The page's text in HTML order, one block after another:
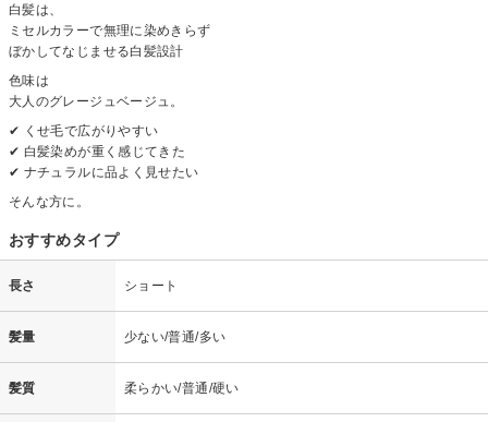
白髪は、
ミセルカラーで無理に染めきらず
ぼかしてなじませる白髪設計
色味は
大人のグレージュベージュ。
✔ くせ毛で広がりやすい
✔ 白髪染めが重く感じてきた
✔ ナチュラルに品よく見せたい
そんな方に。
おすすめタイプ
長さ ショート
髪量 少ない/普通/多い
髪質 柔らかい/普通/硬い